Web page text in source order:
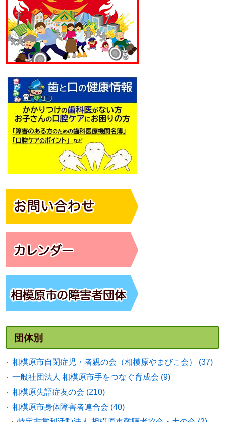
団体別
相模原市自閉症児・者親の会（相模原やまびこ会） (37)
一般社団法人 相模原市手をつなぐ育成会 (9)
相模原失語症友の会 (210)
相模原市身体障害者連合会 (40)